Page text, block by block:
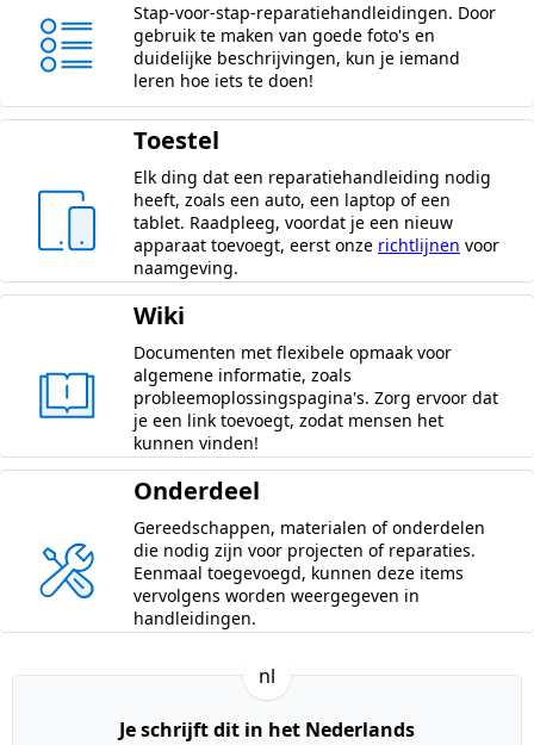
Stap-voor-stap-reparatiehandleidingen. Door
gebruik te maken van goede foto's en
duidelijke beschrijvingen, kun je iemand
leren hoe iets te doen!
Toestel
Elk ding dat een reparatiehandleiding nodig
heeft, zoals een auto, een laptop of een
tablet. Raadpleeg, voordat je een nieuw
apparaat toevoegt, eerst onze richtlijnen voor
naamgeving.
Wiki
Documenten met flexibele opmaak voor
algemene informatie, zoals
probleemoplossingspagina's. Zorg ervoor dat
je een link toevoegt, zodat mensen het
kunnen vinden!
Onderdeel
Gereedschappen, materialen of onderdelen
die nodig zijn voor projecten of reparaties.
Eenmaal toegevoegd, kunnen deze items
vervolgens worden weergegeven in
handleidingen.
nl
Je schrijft dit in het Nederlands